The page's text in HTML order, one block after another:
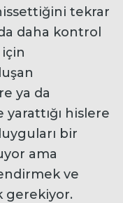
tekrar
daha kontrol
ya da
yarattığı hislere
bir
ama
ve
gerekiyor.